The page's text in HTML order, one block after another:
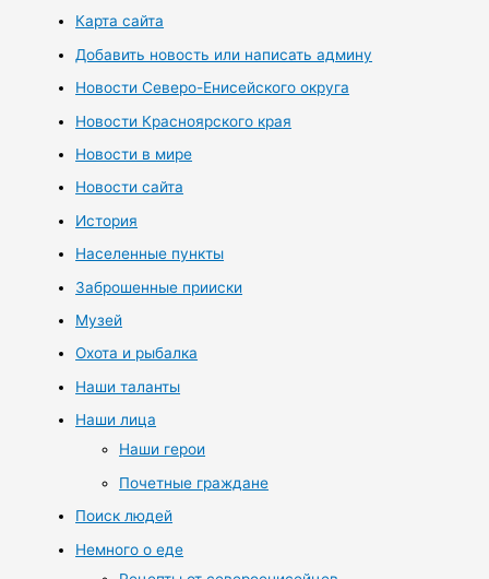
Карта сайта
Добавить новость или написать админу
Новости Северо-Енисейского округа
Новости Красноярского края
Новости в мире
Новости сайта
История
Населенные пункты
Заброшенные прииски
Музей
Охота и рыбалка
Наши таланты
Наши лица
Наши герои
Почетные граждане
Поиск людей
Немного о еде